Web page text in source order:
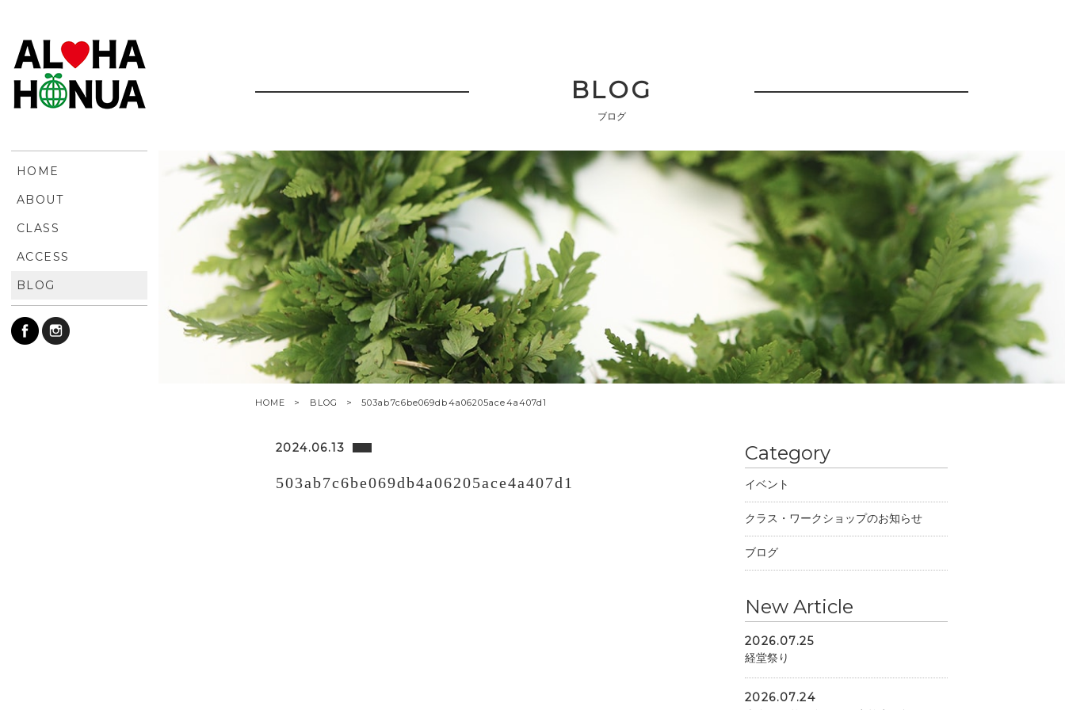
HOME
ABOUT
CLASS
ACCESS
BLOG
BLOG
ブログ
HOME BLOG 503ab7c6be069db4a06205ace4a407d1
2024.06.13
503ab7c6be069db4a06205ace4a407d1
Category
イベント
クラス・ワークショップのお知らせ
ブログ
New Article
2026.07.25
経堂祭り
2026.07.24